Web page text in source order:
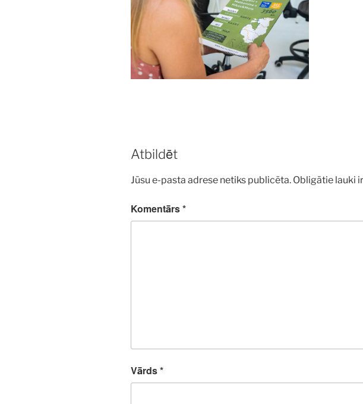
Atbildēt
Jūsu e-pasta adrese netiks publicēta. Obligātie lauki
Komentārs*
Vārds*